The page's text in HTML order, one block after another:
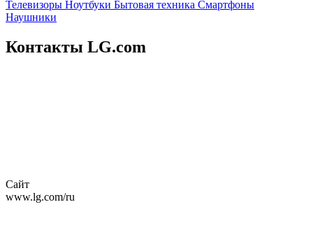
Телевизоры Ноутбуки Бытовая техника Смартфоны
Наушники
Контакты LG.com
Сайт
www.lg.com/ru